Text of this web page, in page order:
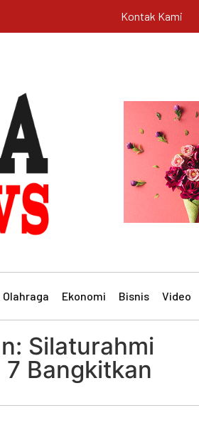
Kontak Kami
Olahraga Ekonomi Bisnis Video
Silaturahmi
7 Bangkitkan